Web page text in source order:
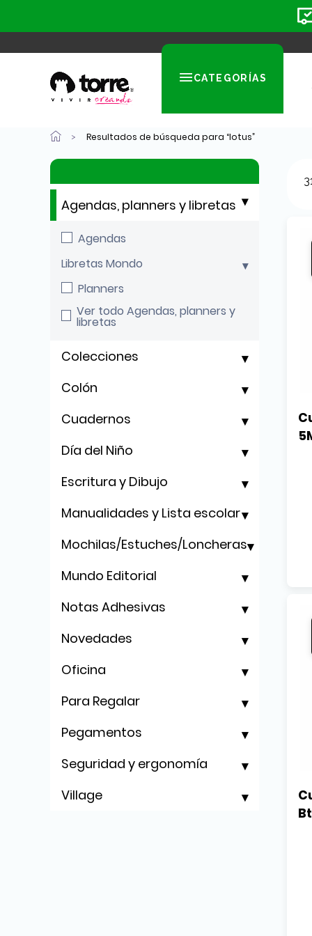
CATEGORÍAS
Resultados de búsqueda para “lotus”
Agendas
Libretas Mondo
Planners
Ver todo Agendas, planners y
libretas
Agendas, planners y libretas
Colecciones
Colón
Cuadernos
Día del Niño
Escritura y Dibujo
Manualidades y Lista escolar
Mochilas/Estuches/Loncheras
Mundo Editorial
Notas Adhesivas
Novedades
Oficina
Para Regalar
Pegamentos
Seguridad y ergonomía
Village